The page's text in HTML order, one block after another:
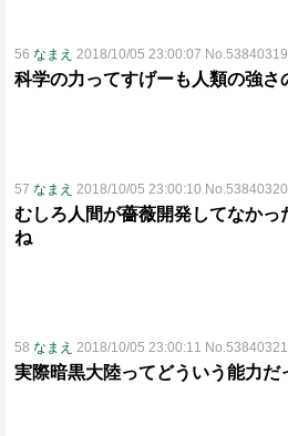
56 なまえ 2018/10/05 23:00:07
科学の力ってすげーも人類の強さ
57 なまえ 2018/10/05 23:00:10
むしろ人間が薔薇開発してなかっ
ね
58 なまえ 2018/10/05 23:00:11
実際暗黒大陸ってどういう能力だ